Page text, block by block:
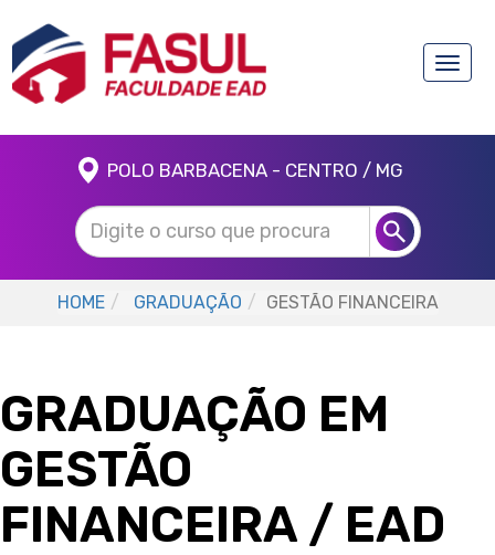
Toggle
POLO BARBACENA - CENTRO / MG
HOME GRADUAÇÃO GESTÃO FINANCEIRA
GRADUAÇÃO EM
GESTÃO
FINANCEIRA / EAD